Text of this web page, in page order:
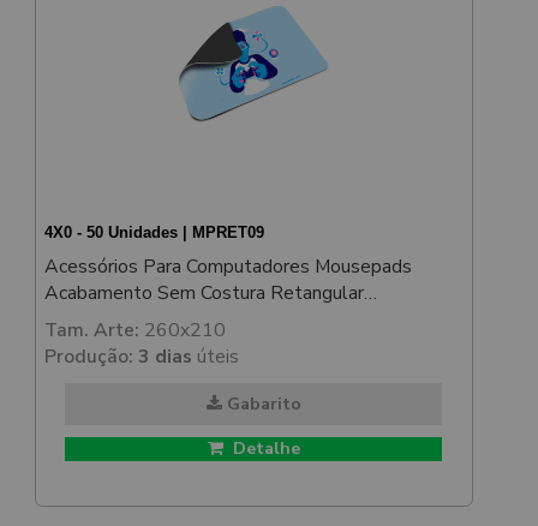
4X0 - 50 Unidades | MPRET09
Acessórios Para Computadores Mousepads
Acabamento Sem Costura Retangular
250x200mm
Tam. Arte: 260x210
Produção: 3 dias úteis
Gabarito
Detalhe